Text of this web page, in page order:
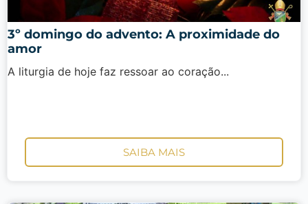
3º domingo do advento: A proximidade do
amor
A liturgia de hoje faz ressoar ao coração...
SAIBA MAIS